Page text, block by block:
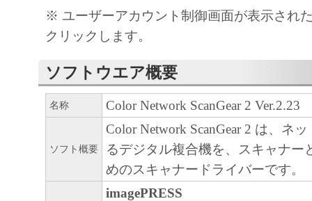
店のいずれも、「本ソフトウェア」の使用
から生ずるいかなる損害（逸失利益および
損害を言います。）について、適用法で認
一切の責任を負わないものとします。たと
キヤノンのライセンサー、キヤノンの子会
関連会社、それらの販売代理店または販売
の可能性について知らされていた場合でも
(3) キヤノン、キヤノンのライセンサー、
社、キヤノンの関連会社、それらの販売代
※ ユーザーアカウント制御画面が表示され
クリックします。
ソフトウエア概要
名称 Color Network ScanGear 2 Ver.2.23
ソフト概要
Color Network ScanGear 2 は、ネ
るデジタル複合機を、スキャナー
めのスキャナードライバーです。
imagePRESS